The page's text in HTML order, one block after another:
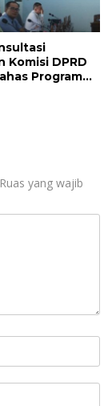
Komisi DPRD
Program
Ruas yang wajib